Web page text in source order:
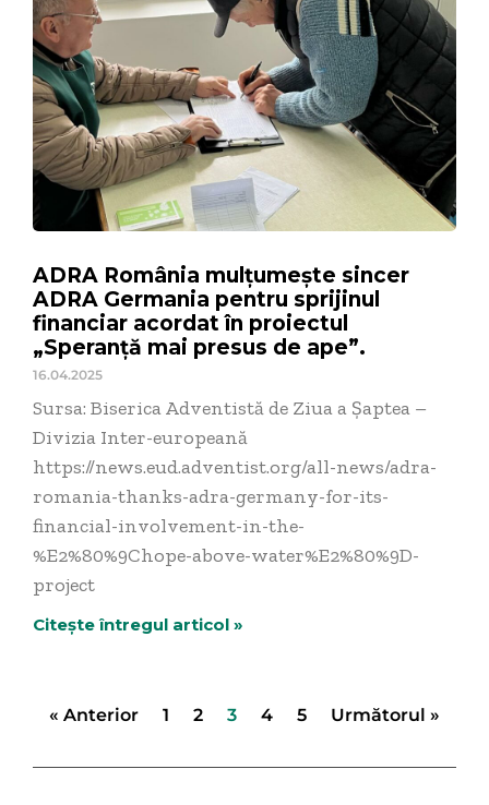
ADRA România mulțumește sincer
ADRA Germania pentru sprijinul
financiar acordat în proiectul
„Speranță mai presus de ape”.
16.04.2025
Sursa: Biserica Adventistă de Ziua a Șaptea –
Divizia Inter-europeană
https://news.eud.adventist.org/all-news/adra-
romania-thanks-adra-germany-for-its-
financial-involvement-in-the-
%E2%80%9Chope-above-water%E2%80%9D-
project
Citește întregul articol »
« Anterior 1 2 3 4 5 Următorul »